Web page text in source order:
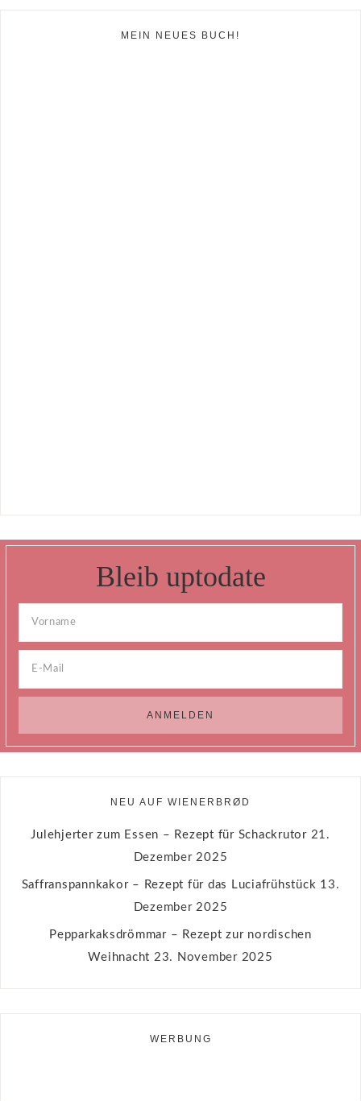
MEIN NEUES BUCH!
Bleib uptodate
NEU AUF WIENERBRØD
Julehjerter zum Essen – Rezept für Schackrutor 21.
Dezember 2025
Saffranspannkakor – Rezept für das Luciafrühstück 13.
Dezember 2025
Pepparkaksdrömmar – Rezept zur nordischen
Weihnacht 23. November 2025
WERBUNG